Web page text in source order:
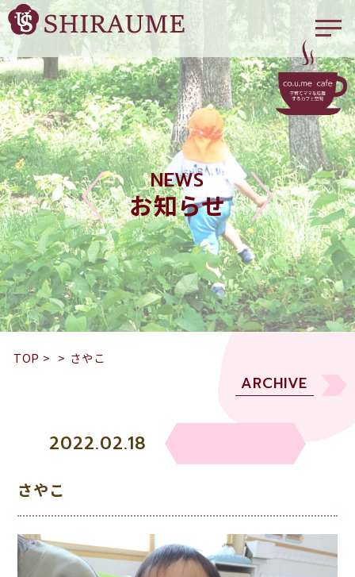
NEWS
お知らせ
TOP > > さやこ
ARCHIVE
2022.02.18
さやこ